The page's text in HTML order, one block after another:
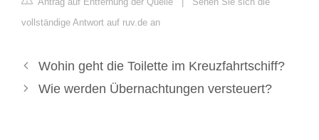
vollständige Antwort auf ruv.de an
Wohin geht die Toilette im Kreuzfahrtschiff?
Wie werden Übernachtungen versteuert?